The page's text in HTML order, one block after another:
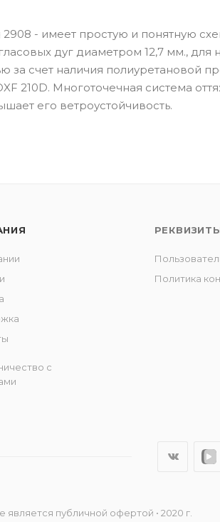
- имеет простую и понятную
дуг диаметром 12,7 мм., для
за счет наличия полиуретановой
210D. Многоточечная система
его ветроустойчивость.
с
Политика
публичной офертой • 2020 г.